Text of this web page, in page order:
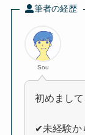
筆者の経歴
Sou
初めまし
✔未経験か